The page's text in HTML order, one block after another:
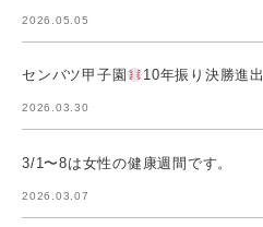
2026.05.05
センバツ甲子園 10年振り決勝進出
2026.03.30
3/1〜8は女性の健康週間です。
2026.03.07